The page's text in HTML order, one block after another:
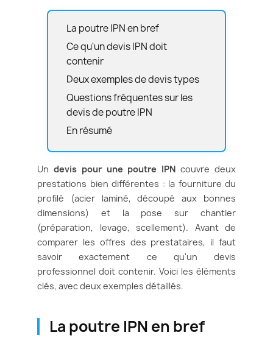
La poutre IPN en bref
Ce qu'un devis IPN doit
contenir
Deux exemples de devis types
Questions fréquentes sur les
devis de poutre IPN
En résumé
Un devis pour une poutre IPN couvre deux
prestations bien différentes : la fourniture du
profilé (acier laminé, découpé aux bonnes
dimensions) et la pose sur chantier
(préparation, levage, scellement). Avant de
comparer les offres des prestataires, il faut
savoir exactement ce qu'un devis
professionnel doit contenir. Voici les éléments
clés, avec deux exemples détaillés.
La poutre IPN en bref